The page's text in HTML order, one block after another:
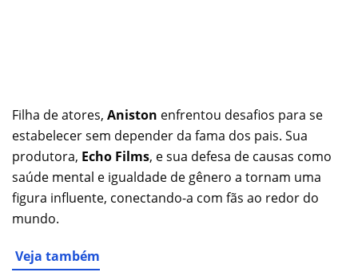
Filha de atores, Aniston enfrentou desafios para se
estabelecer sem depender da fama dos pais. Sua
produtora, Echo Films, e sua defesa de causas como
saúde mental e igualdade de gênero a tornam uma
figura influente, conectando-a com fãs ao redor do
mundo.
Veja também